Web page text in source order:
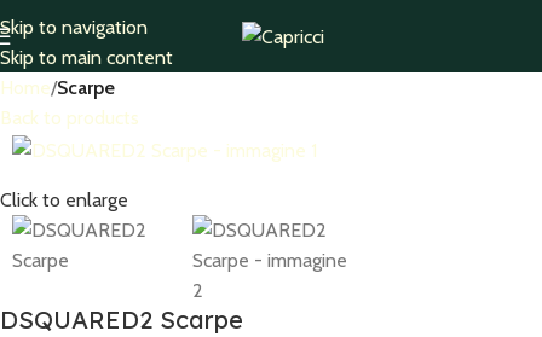
Skip to navigation
Skip to main content
Home Scarpe
Back to products
Click to enlarge
DSQUARED2 Scarpe